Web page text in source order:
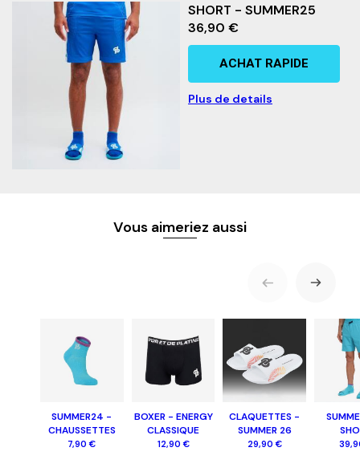
SHORT - SUMMER25
36,90 €
ACHAT RAPIDE
Plus de details
Vous aimeriez aussi
SUMMER24 -
CHAUSSETTES
7,90 €
BOXER - ENERGY
CLASSIQUE
12,90 €
CLAQUETTES -
SUMMER 26
29,90 €